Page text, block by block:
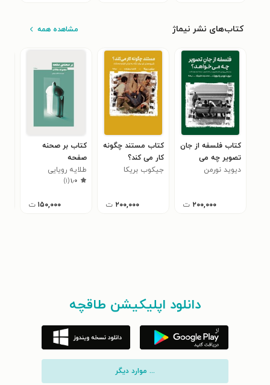
کتاب‌های نشر نیماژ مشاهده همه
کتاب فلسفه از جان
تصویر چه می
خواهد؟
دیوید نورمن
۲۰۰,۰۰۰ ت
کتاب مستند چگونه
کار می کند؟
جیکوب بریکا
۲۰۰,۰۰۰ ت
کتاب بر صحنه
صفحه
طلایه رویایی
۱٫۰(۱)
۱۵۰,۰۰۰ ت
دانلود اپلیکیشن طاقچه
... موارد دیگر